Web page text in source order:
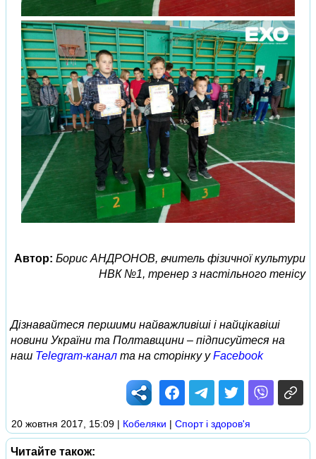
Автор: Борис АНДРОНОВ, вчитель фізичної культури
НВК №1, тренер з настільного тенісу
Дізнавайтеся першими найважливіші і найцікавіші
новини України та Полтавщини – підписуйтеся на
наш Telegram-канал та на сторінку уFacebook
20 жовтня 2017, 15:09 | Кобеляки | Спорт і здоров'я
Читайте також: